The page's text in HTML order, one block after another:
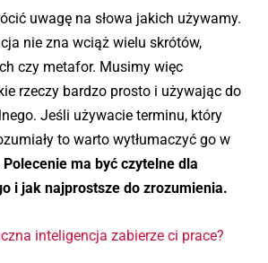
uwagę na słowa jakich używamy.
nie zna wciąż wielu skrótów,
czy metafor. Musimy więc
rzeczy bardzo prosto i używając do
Jeśli używacie terminu, który
to warto wytłumaczyć go w
Polecenie ma być czytelne dla
i jak najprostsze do zrozumienia.
inteligencja zabierze ci prace?